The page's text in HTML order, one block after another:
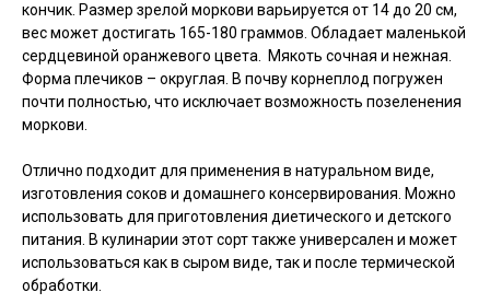
кончик. Размер зрелой моркови варьируется от 14 до 20 см,
вес может достигать 165-180 граммов. Обладает маленькой
сердцевиной оранжевого цвета. Мякоть сочная и нежная.
Форма плечиков – округлая. В почву корнеплод погружен
почти полностью, что исключает возможность позеленения
моркови.
Отлично подходит для применения в натуральном виде,
изготовления соков и домашнего консервирования. Можно
использовать для приготовления диетического и детского
питания. В кулинарии этот сорт также универсален и может
использоваться как в сыром виде, так и после термической
обработки.